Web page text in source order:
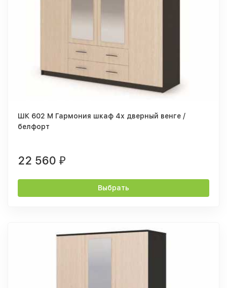
ШК 602 М Гармония шкаф 4х дверный венге /
белфорт
22 560 ₽
Выбрать